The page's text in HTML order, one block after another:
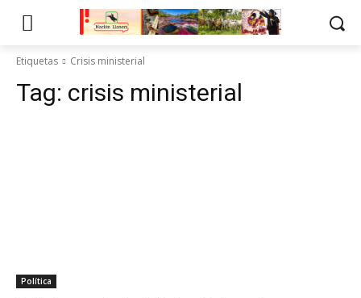
Etiquetas Crisis ministerial
Tag: crisis ministerial
Política